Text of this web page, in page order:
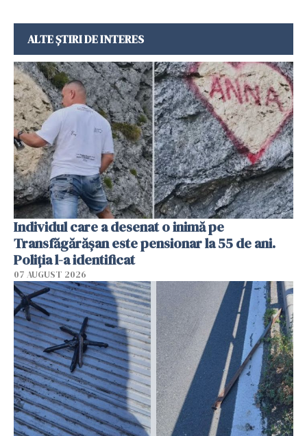
ALTE ȘTIRI DE INTERES
Individul care a desenat o inimă pe
Transfăgărășan este pensionar la 55 de ani.
Poliția l-a identificat
07 AUGUST 2026